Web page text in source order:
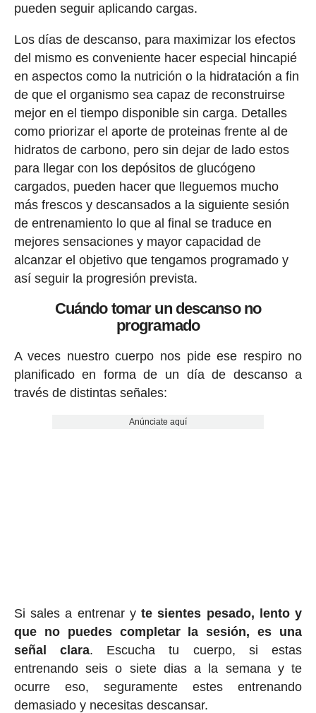
pueden seguir aplicando cargas.
Los días de descanso, para maximizar los efectos
del mismo es conveniente hacer especial hincapié
en aspectos como la nutrición o la hidratación a fin
de que el organismo sea capaz de reconstruirse
mejor en el tiempo disponible sin carga. Detalles
como priorizar el aporte de proteinas frente al de
hidratos de carbono, pero sin dejar de lado estos
para llegar con los depósitos de glucógeno
cargados, pueden hacer que lleguemos mucho
más frescos y descansados a la siguiente sesión
de entrenamiento lo que al final se traduce en
mejores sensaciones y mayor capacidad de
alcanzar el objetivo que tengamos programado y
así seguir la progresión prevista.
Cuándo tomar un descanso no
programado
A veces nuestro cuerpo nos pide ese respiro no
planificado en forma de un día de descanso a
través de distintas señales:
Anúnciate aquí
Si sales a entrenar yte sientes pesado, lento y
que no puedes completar la sesión, es una
señal clara. Escucha tu cuerpo, si estas
entrenando seis o siete dias a la semana y te
ocurre eso, seguramente estes entrenando
demasiado y necesitas descansar.